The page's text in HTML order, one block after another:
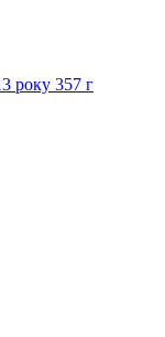
року 357 г